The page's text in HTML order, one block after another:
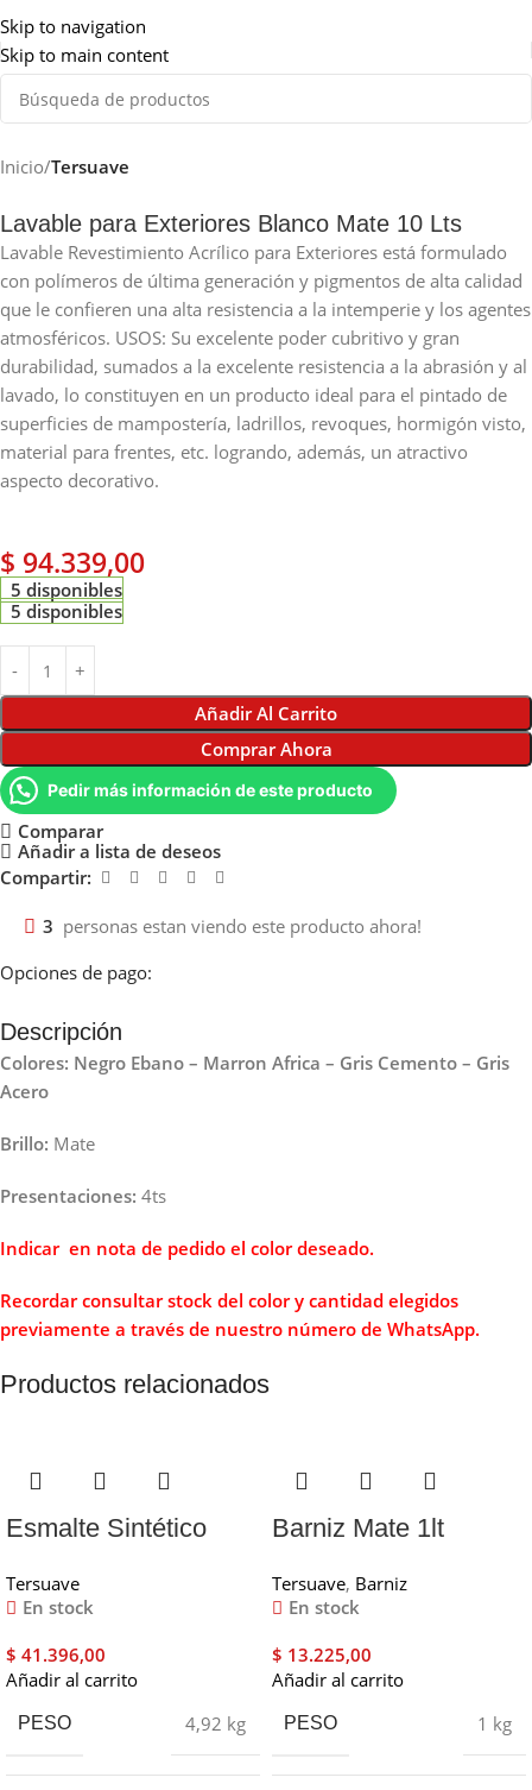
Skip to navigation
Skip to main content
Inicio Tersuave
Lavable para Exteriores Blanco Mate 10 Lts
Lavable Revestimiento Acrílico para Exteriores está formulado
con polímeros de última generación y pigmentos de alta calidad
que le confieren una alta resistencia a la intemperie y los agentes
atmosféricos. USOS: Su excelente poder cubritivo y gran
durabilidad, sumados a la excelente resistencia a la abrasión y al
lavado, lo constituyen en un producto ideal para el pintado de
superficies de mampostería, ladrillos, revoques, hormigón visto,
material para frentes, etc. logrando, además, un atractivo
aspecto decorativo.
$ 94.339,00
5 disponibles
5 disponibles
Añadir Al Carrito
Comprar Ahora
Pedir más información de este producto
Comparar
Añadir a lista de deseos
Compartir:
3 personas estan viendo este producto ahora!
Opciones de pago:
Descripción
Colores: Negro Ebano – Marron Africa – Gris Cemento – Gris
Acero
Brillo: Mate
Presentaciones: 4ts
Indicar en nota de pedido el color deseado.
Recordar consultar stock del color y cantidad elegidos
previamente a través de nuestro número de WhatsApp.
Productos relacionados
Esmalte Sintético
Semimate Blanco 4
Tersuave
En stock
$ 41.396,00
Añadir al carrito
PESO 4,92 kg
Barniz Mate 1lt
Tersuave, Barniz
En stock
$ 13.225,00
Añadir al carrito
PESO 1 kg